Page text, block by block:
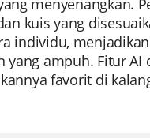
menyenangkan.
kuis yang
individu,
ampuh. Fitur AI
favorit di